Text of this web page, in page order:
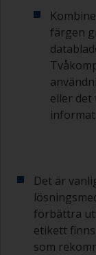
inom 30
Gamla
vara
även
och
du
papper
120
riskerar
och/eller
färgen
eller
Det är
förbättra
etikett
som